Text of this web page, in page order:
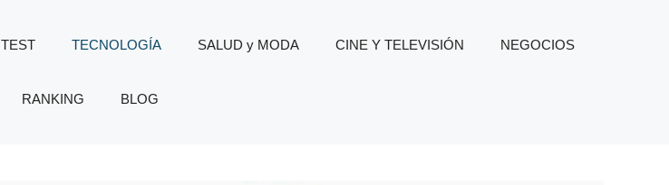
TEST TECNOLOGÍA SALUD y MODA CINE Y TELEVISIÓN NEGOCIOS
RANKING BLOG